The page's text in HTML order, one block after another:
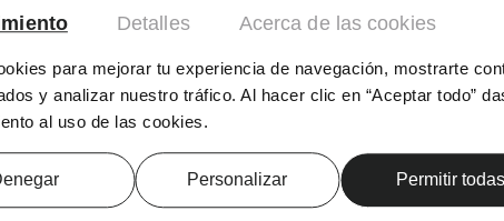
Detalles Acerca de las cookies
para mejorar tu experiencia de navegación, mostrarte
y analizar nuestro tráfico. Al hacer clic en “Aceptar todo”
al uso de las cookies.
Personalizar Permitir todas